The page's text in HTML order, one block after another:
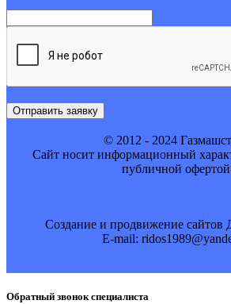
Отправить заявку
© 2012 - 2024
Cайт носит информационный
публичной
Создание и продвижение сайтов
E-mail:
Обратный звонок специалиста